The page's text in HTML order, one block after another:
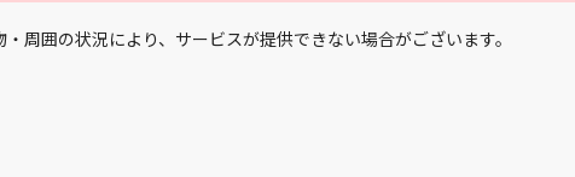
周囲の状況により、サービスが提供できない場合がございます。